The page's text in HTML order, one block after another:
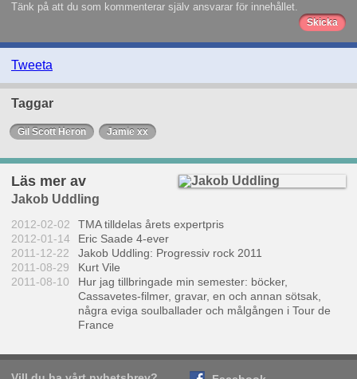
Tänk på att du som kommenterar själv ansvarar för innehållet.
Tweeta
Taggar
Gil Scott Heron Jamie xx
Läs mer av
Jakob Uddling
2012-02-02
TMA tilldelas årets expertpris
2012-01-14
Eric Saade 4-ever
2011-12-22
Jakob Uddling: Progressiv rock 2011
2011-08-29
Kurt Vile
2011-08-10
Hur jag tillbringade min semester: böcker,
Cassavetes-filmer, gravar, en och annan sötsak,
några eviga soulballader och målgången i Tour de
France